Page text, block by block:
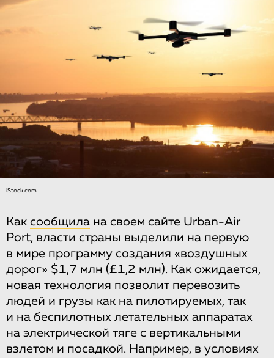
iStock.com
Как сообщила на своем сайте Urban-Air
Port, власти страны выделили на первую
в мире программу создания «воздушных
дорог» $1,7 млн (£1,2 млн). Как ожидается,
новая технология позволит перевозить
людей и грузы как на пилотируемых, так
и на беспилотных летательных аппаратах
на электрической тяге с вертикальными
взлетом и посадкой. Например, в условиях